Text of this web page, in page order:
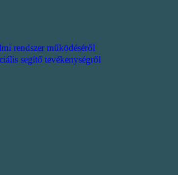
rendszer működéséről
segítő tevékenységről